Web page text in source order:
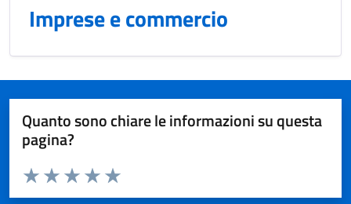
Imprese e commercio
Quanto sono chiare le informazioni su questa
pagina?
Domanda
Valuta da 1 a 5 stelle la pagina
Valuta 5 stelle su 5
Valuta 4 stelle su 5
Valuta 3 stelle su 5
Valuta 2 stelle su 5
Valuta 1 stelle su 5